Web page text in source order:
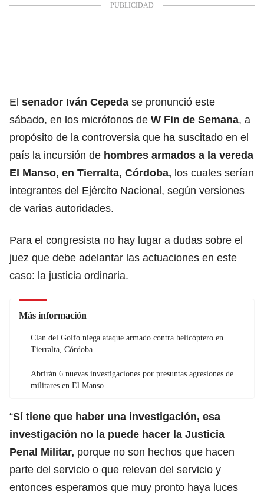
El senador Iván Cepeda se pronunció este
sábado, en los micrófonos de W Fin de Semana, a
propósito de la controversia que ha suscitado en el
país la incursión de hombres armados a la vereda
El Manso, en Tierralta, Córdoba, los cuales serían
integrantes del Ejército Nacional, según versiones
de varias autoridades.
Para el congresista no hay lugar a dudas sobre el
juez que debe adelantar las actuaciones en este
caso: la justicia ordinaria.
Más información
Clan del Golfo niega ataque armado contra helicóptero en
Tierralta, Córdoba
Abrirán 6 nuevas investigaciones por presuntas agresiones de
militares en El Manso
“Sí tiene que haber una investigación, esa
investigación no la puede hacer la Justicia
Penal Militar, porque no son hechos que hacen
parte del servicio o que relevan del servicio y
entonces esperamos que muy pronto haya luces